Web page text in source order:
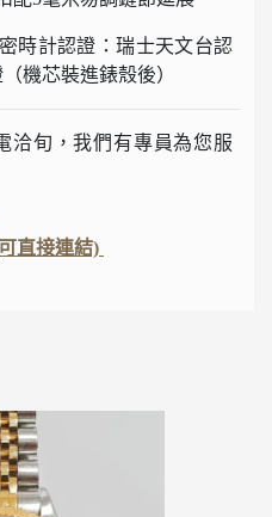
計認證：瑞士天文台認
機芯裝進錶殼後）
洽旬，我們有專員為您服
直接連結)